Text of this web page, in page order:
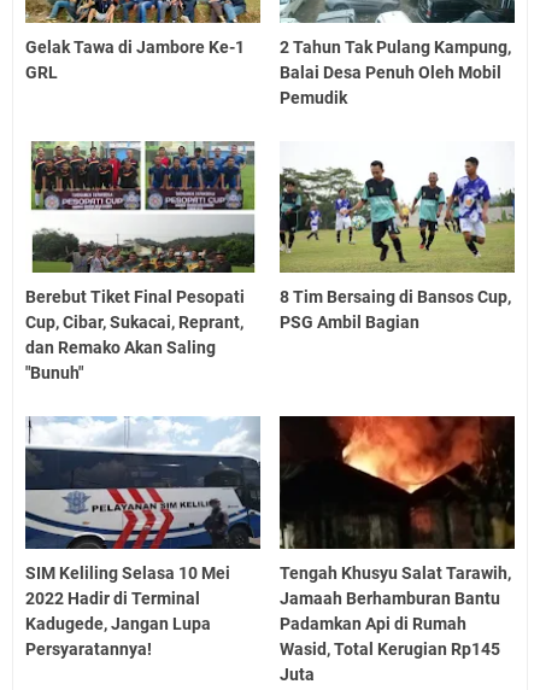
Gelak Tawa di Jambore Ke-1
GRL
2 Tahun Tak Pulang Kampung,
Balai Desa Penuh Oleh Mobil
Pemudik
Berebut Tiket Final Pesopati
Cup, Cibar, Sukacai, Reprant,
dan Remako Akan Saling
"Bunuh"
8 Tim Bersaing di Bansos Cup,
PSG Ambil Bagian
SIM Keliling Selasa 10 Mei
2022 Hadir di Terminal
Kadugede, Jangan Lupa
Persyaratannya!
Tengah Khusyu Salat Tarawih,
Jamaah Berhamburan Bantu
Padamkan Api di Rumah
Wasid, Total Kerugian Rp145
Juta